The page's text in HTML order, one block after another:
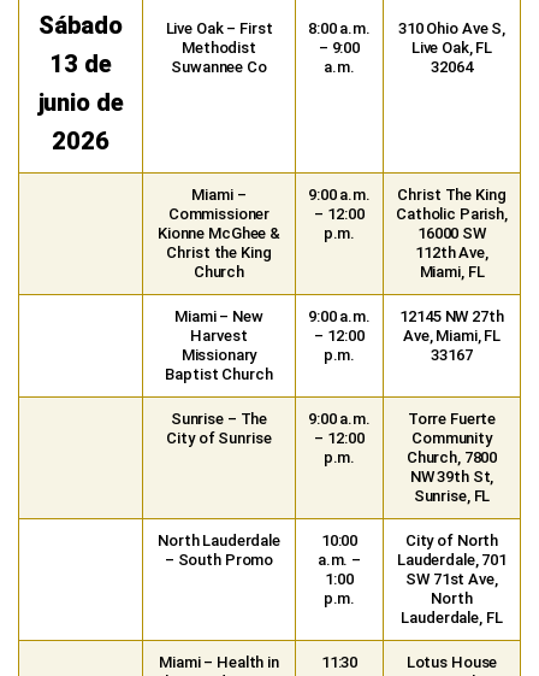
Sábado
13 de
junio de
2026
Live Oak – First
Methodist
Suwannee Co
8:00 a.m.
– 9:00
a.m.
310 Ohio Ave S,
Live Oak, FL
32064
Miami –
Commissioner
Kionne McGhee &
Christ the King
Church
9:00 a.m.
– 12:00
p.m.
Christ The King
Catholic Parish,
16000 SW
112th Ave,
Miami, FL
Miami – New
Harvest
Missionary
Baptist Church
9:00 a.m.
– 12:00
p.m.
12145 NW 27th
Ave, Miami, FL
33167
Sunrise – The
City of Sunrise
9:00 a.m.
– 12:00
p.m.
Torre Fuerte
Community
Church, 7800
NW 39th St,
Sunrise, FL
North Lauderdale
– South Promo
10:00
a.m. –
1:00
p.m.
City of North
Lauderdale, 701
SW 71st Ave,
North
Lauderdale, FL
Miami – Health in
11:30
Lotus House